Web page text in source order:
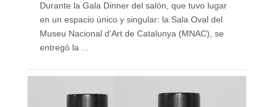
Durante la Gala Dinner del salón, que tuvo lugar
en un espacio único y singular: la Sala Oval del
Museu Nacional d’Art de Catalunya (MNAC), se
entregó la ...